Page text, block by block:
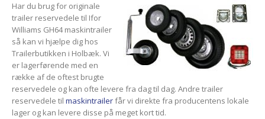
Har du brug for originale
trailer reservedele til Ifor
Williams GH64 maskintrailer
så kan vi hjælpe dig hos
Trailerbutikken i Holbæk. Vi
er lagerførende med en
række af de oftest brugte
reservedele og kan ofte levere fra dag til dag. Andre trailer
reservedele til maskintrailerfår vi direkte fra producentens lokale
lager og kan levere disse på meget kort tid.